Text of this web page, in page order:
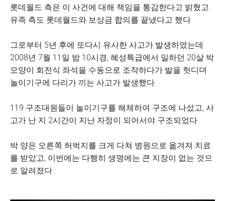
롯데월드 측은 이 사건에 대해 책임을 통감한다고 밝혔고
유족 측도 롯데월드와 보상금 합의를 끝냈다고 했다.
그로부터 5년 후에 또다시 유사한 사고가 발생하였는데
2008년 7월 11일 밤 10시경, 혜성특급에서 일하던 20살 박
모양이 회전식 좌석을 수동으로 조작하다가 발을 헛디뎌
놀이기구에 다리가 끼는 사고가 발생했다.
119 구조대원들이 놀이기구를 해체하여 구조에 나섰고, 사
고가 난 지 2시간이 지난 자정이 되어서야 구조되었다.
박 양은 오른쪽 허벅지를 크게 다쳐 병원으로 옮겨져 치료
를 받았고, 이번에는 다행히 생명에는 큰 지장이 없는 것으
로 알려졌다.